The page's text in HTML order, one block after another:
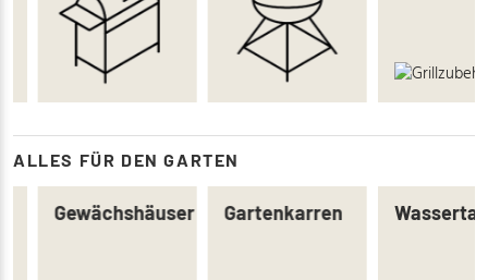
ALLES FÜR DEN GARTEN
Gartenkarren Wassertanks
Folien für